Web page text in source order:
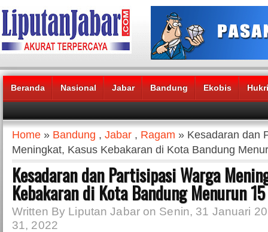
Beranda Nasional Jabar Bandung Ekobis
Headlines News :
Home » Bandung , Jabar , Ragam » Kesadaran dan
Meningkat, Kasus Kebakaran di Kota Bandung
Kesadaran dan Partisipasi Warga
Kebakaran di Kota Bandung Menurun
Written By Liputan Jabar on Senin, 31 Januari
31, 2022